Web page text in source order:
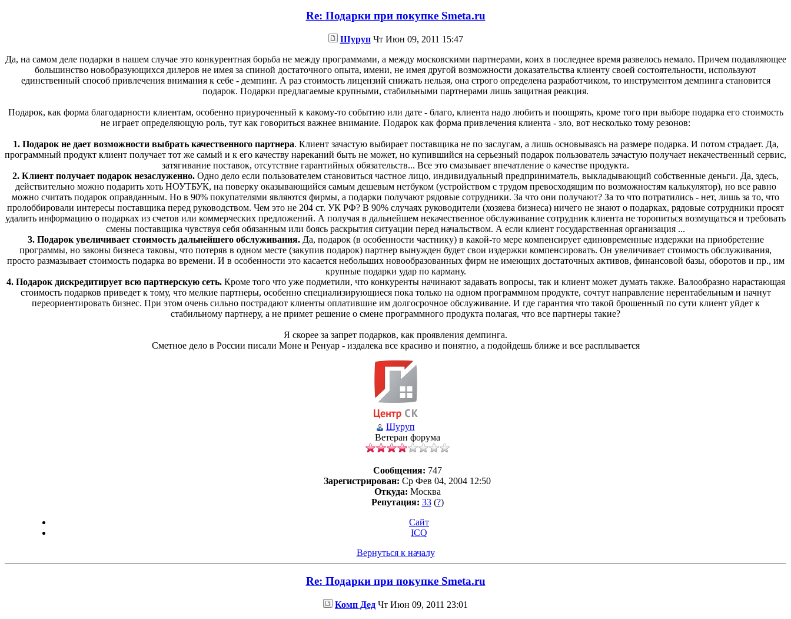
Re: Подарки при покупке Smeta.ru
ШурупЧт Июн 09, 2011 15:47
Да, на самом деле подарки в нашем случае это конкурентная борьба не между программами, а между московскими партнерами, коих в последнее время развелось немало. Причем подавляющее
большинство новобразующихся дилеров не имея за спиной достаточного опыта, имени, не имея другой возможности доказательства клиенту своей состоятельности, используют
единственный способ привлечения внимания к себе - демпинг. А раз стоимость лицензий снижать нельзя, она строго определена разработчиком, то инструментом демпинга становится
подарок. Подарки предлагаемые крупными, стабильными партнерами лишь защитная реакция.
Подарок, как форма благодарности клиентам, особенно приуроченный к какому-то событию или дате - благо, клиента надо любить и поощрять, кроме того при выборе подарка его стоимость
не играет определяющую роль, тут как говориться важнее внимание. Подарок как форма привлечения клиента - зло, вот несколько тому резонов:
1. Подарок не дает возможности выбрать качественного партнера. Клиент зачастую выбирает поставщика не по заслугам, а лишь основываясь на размере подарка. И потом страдает. Да,
программный продукт клиент получает тот же самый и к его качеству нареканий быть не может, но купившийся на серьезный подарок пользователь зачастую получает некачественный сервис,
затягивание поставок, отсутствие гарантийных обязательств... Все это смазывает впечатление о качестве продукта.
2. Клиент получает подарок незаслуженно. Одно дело если пользователем становиться частное лицо, индивидуальный предприниматель, выкладывающий собственные деньги. Да, здесь,
действительно можно подарить хоть НОУТБУК, на поверку оказывающийся самым дешевым нетбуком (устройством с трудом превосходящим по возможностям калькулятор), но все равно
можно считать подарок оправданным. Но в 90% покупателями являются фирмы, а подарки получают рядовые сотрудники. За что они получают? За то что потратились - нет, лишь за то, что
пролоббировали интересы поставщика перед руководством. Чем это не 204 ст. УК РФ? В 90% случаях руководители (хозяева бизнеса) ничего не знают о подарках, рядовые сотрудники просят
удалить информацию о подарках из счетов или коммерческих предложений. А получая в дальнейшем некачественное обслуживание сотрудник клиента не торопиться возмущаться и требовать
смены поставщика чувствуя себя обязанным или боясь раскрытия ситуации перед начальством. А если клиент государственная организация ...
3. Подарок увеличивает стоимость дальнейшего обслуживания. Да, подарок (в особенности частнику) в какой-то мере компенсирует единовременные издержки на приобретение
программы, но законы бизнеса таковы, что потеряв в одном месте (закупив подарок) партнер вынужден будет свои издержки компенсировать. Он увеличивает стоимость обслуживания,
просто размазывает стоимость подарка во времени. И в особенности это касается небольших новообразованных фирм не имеющих достаточных активов, финансовой базы, оборотов и пр., им
крупные подарки удар по карману.
4. Подарок дискредитирует всю партнерскую сеть. Кроме того что уже подметили, что конкуренты начинают задавать вопросы, так и клиент может думать также. Валообразно нарастающая
стоимость подарков приведет к тому, что мелкие партнеры, особенно специализирующиеся пока только на одном программном продукте, сочтут направление нерентабельным и начнут
переориентировать бизнес. При этом очень сильно пострадают клиенты оплатившие им долгосрочное обслуживание. И где гарантия что такой брошенный по сути клиент уйдет к
стабильному партнеру, а не примет решение о смене программного продукта полагая, что все партнеры такие?
Я скорее за запрет подарков, как проявления демпинга.
Сметное дело в России писали Моне и Ренуар - издалека все красиво и понятно, а подойдешь ближе и все расплывается
Шуруп
Ветеран форума
Сообщения: 747
Зарегистрирован: Ср Фев 04, 2004 12:50
Откуда: Москва
Репутация: 33(?)
Сайт
ICQ
Вернуться к началу
Re: Подарки при покупке Smeta.ru
Комп Дед Чт Июн 09, 2011 23:01